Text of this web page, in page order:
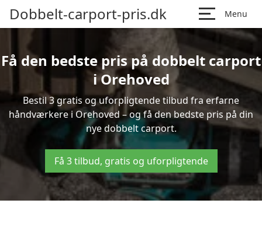
Dobbelt-carport-pris.dk Menu
Få den bedste pris på dobbelt carport
i Orehoved
Bestil 3 gratis og uforpligtende tilbud fra erfarne
håndværkere i Orehoved – og få den bedste pris på din
nye dobbelt carport.
Få 3 tilbud, gratis og uforpligtende